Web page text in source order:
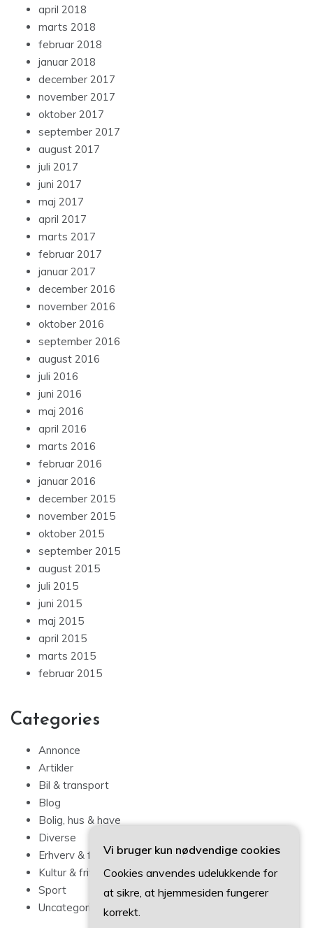
april 2018
marts 2018
februar 2018
januar 2018
december 2017
november 2017
oktober 2017
september 2017
august 2017
juli 2017
juni 2017
maj 2017
april 2017
marts 2017
februar 2017
januar 2017
december 2016
november 2016
oktober 2016
september 2016
august 2016
juli 2016
juni 2016
maj 2016
april 2016
marts 2016
februar 2016
januar 2016
december 2015
november 2015
oktober 2015
september 2015
august 2015
juli 2015
juni 2015
maj 2015
april 2015
marts 2015
februar 2015
Categories
Annonce
Artikler
Bil & transport
Blog
Bolig, hus & have
Diverse
Erhverv & forbrug
Kultur & fritid
Sport
Uncategorized
Vi bruger kun nødvendige cookies
Cookies anvendes udelukkende for
at sikre, at hjemmesiden fungerer
korrekt.